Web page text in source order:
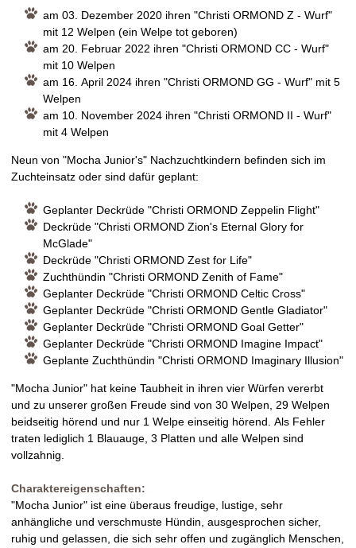
am 03. Dezember 2020 ihren "Christi ORMOND Z - Wurf"
mit 12 Welpen (ein Welpe tot geboren)
am 20. Februar 2022 ihren "Christi ORMOND CC - Wurf"
mit 10 Welpen
am 16. April 2024 ihren "Christi ORMOND GG - Wurf" mit 5
Welpen
am 10. November 2024 ihren "Christi ORMOND II - Wurf"
mit 4 Welpen
Neun von "Mocha Junior's" Nachzuchtkindern befinden sich im
Zuchteinsatz oder sind dafür geplant:
Geplanter Deckrüde "Christi ORMOND Zeppelin Flight"
Deckrüde "Christi ORMOND Zion's Eternal Glory for
McGlade"
Deckrüde "Christi ORMOND Zest for Life"
Zuchthündin "Christi ORMOND Zenith of Fame"
Geplanter Deckrüde "Christi ORMOND Celtic Cross"
Geplanter Deckrüde "Christi ORMOND Gentle Gladiator"
Geplanter Deckrüde "Christi ORMOND Goal Getter"
Geplanter Deckrüde "Christi ORMOND Imagine Impact"
Geplante Zuchthündin "Christi ORMOND Imaginary Illusion"
"Mocha Junior" hat keine Taubheit in ihren vier Würfen vererbt
und zu unserer großen Freude sind von 30 Welpen, 29 Welpen
beidseitig hörend und nur 1 Welpe einseitig hörend. Als Fehler
traten lediglich 1 Blauauge, 3 Platten und alle Welpen sind
vollzahnig.
Charaktereigenschaften:
"Mocha Junior" ist eine überaus freudige, lustige, sehr
anhängliche und verschmuste Hündin, ausgesprochen sicher,
ruhig und gelassen, die sich sehr offen und zugänglich Menschen,